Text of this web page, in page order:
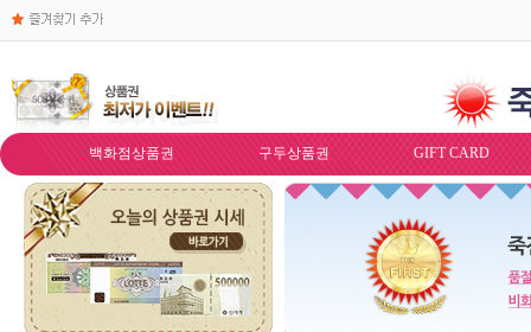
백화점상품권 구두상품권 GIFT CARD